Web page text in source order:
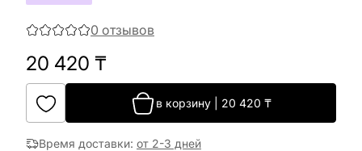
0 отзывов
20 420 ₸
в корзину 20 420 ₸
Время доставки: от 2-3 дней